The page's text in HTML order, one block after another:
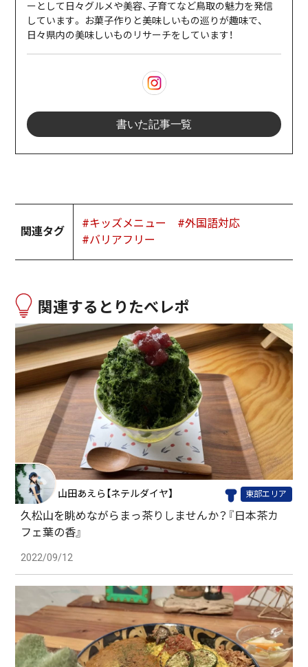
ーとして日々グルメや美容、子育てなど鳥取の魅力を発信
しています。 お菓子作りと美味しいもの巡りが趣味で、
日々県内の美味しいものリサーチをしています！
書いた記事一覧
関連タグ
#キッズメニュー
#外国語対応
#バリアフリー
関連するとりたべレポ
山田あえら【ネテルダイヤ】 東部エリア
久松山を眺めながらまっ茶りしませんか？『日本茶カ
フェ葉の香』
2022/09/12